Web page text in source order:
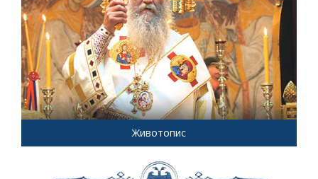
Животопис